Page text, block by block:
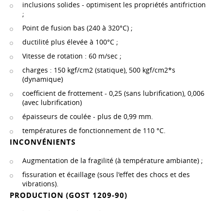
inclusions solides - optimisent les propriétés antifriction
;
Point de fusion bas (240 à 320°C) ;
ductilité plus élevée à 100°C ;
Vitesse de rotation : 60 m/sec ;
charges : 150 kgf/cm2 (statique), 500 kgf/cm2*s
(dynamique)
coefficient de frottement - 0,25 (sans lubrification), 0,006
(avec lubrification)
épaisseurs de coulée - plus de 0,99 mm.
températures de fonctionnement de 110 °C.
INCONVÉNIENTS
Augmentation de la fragilité (à température ambiante) ;
fissuration et écaillage (sous l'effet des chocs et des
vibrations).
PRODUCTION (GOST 1209-90)